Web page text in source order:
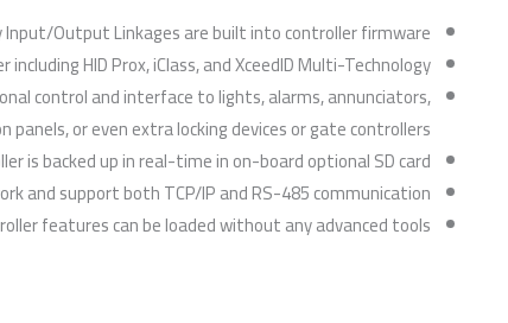
Input/Output Linkages are built into controller firmware.
HID Prox, iClass, and XceedID Multi-Technology.
control and interface to lights, alarms, annunciators,
or even extra locking devices or gate controllers.
is backed up in real-time in on-board optional SD card.
and support both TCP/IP and RS-485 communication.
features can be loaded without any advanced tools.